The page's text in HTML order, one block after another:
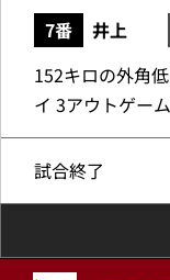
7番 井上
152キロの外角
イ 3アウトゲー
試合終了